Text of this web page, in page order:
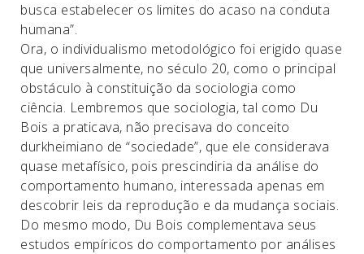
busca estabelecer os limites do acaso na conduta
humana”.
Ora, o individualismo metodológico foi erigido quase
que universalmente, no século 20, como o principal
obstáculo à constituição da sociologia como
ciência. Lembremos que sociologia, tal como Du
Bois a praticava, não precisava do conceito
durkheimiano de “sociedade”, que ele considerava
quase metafísico, pois prescindiria da análise do
comportamento humano, interessada apenas em
descobrir leis da reprodução e da mudança sociais.
Do mesmo modo, Du Bois complementava seus
estudos empíricos do comportamento por análises